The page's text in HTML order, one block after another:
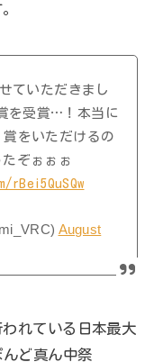
ていただきまし
賞を受賞…！本当に
をいただけるの
ぞぉぉぉ
August
れている日本最大
ど真ん中祭